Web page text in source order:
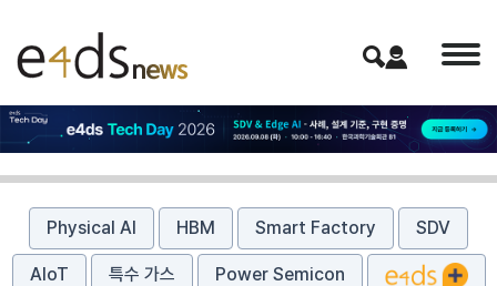
Physical AI HBM Smart Factory SDV
AIoT 특수 가스 Power Semicon